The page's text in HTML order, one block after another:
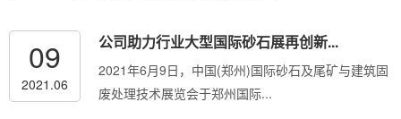
09
2021.06
公司助力行业大型国际砂石展再创新...
2021年6月9日，中国(郑州)国际砂石及尾矿与建筑固
废处理技术展览会于郑州国际...